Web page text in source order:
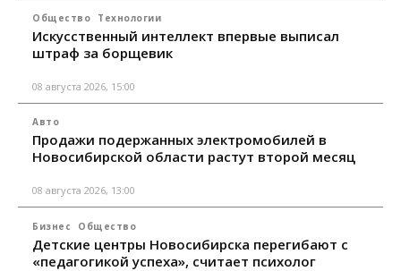
Общество Технологии
Искусственный интеллект впервые выписал
штраф за борщевик
08 августа 2026, 15:00
Авто
Продажи подержанных электромобилей в
Новосибирской области растут второй месяц
08 августа 2026, 13:00
Бизнес Общество
Детские центры Новосибирска перегибают с
«педагогикой успеха», считает психолог